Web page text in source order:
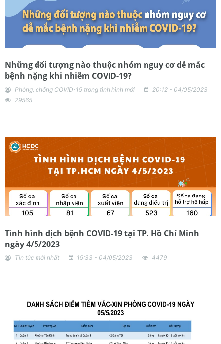
Những đối tượng nào thuộc nhóm nguy cơ dễ mắc
bệnh nặng khi nhiễm COVID-19?
Phòng, chống COVID-19 trong tình hình mới
20:12 - 04/05/2023
29565
Tình hình dịch bệnh COVID-19 tại TP. Hồ Chí Minh
ngày 4/5/2023
Tin tức mới nhất 19:33 - 04/05/2023 4479